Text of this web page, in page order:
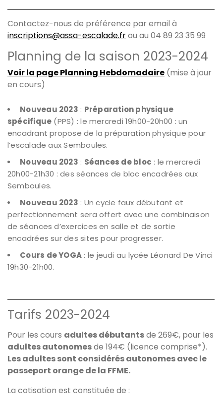
Contactez-nous de préférence par email à
inscriptions@assa-escalade.frou au ‭04 89 23 35 99‬
Planning de la saison 2023-2024
Voir la page Planning Hebdomadaire (mise à jour
en cours)
Nouveau 2023 : Préparation physique
spécifique (PPS) : le mercredi 19h00-20h00 : un
encadrant propose de la préparation physique pour
l’escalade aux Semboules.
Nouveau 2023 : Séances de bloc : le mercredi
20h00-21h30 : des séances de bloc encadrées aux
Semboules.
Nouveau 2023 : Un cycle faux débutant et
perfectionnement sera offert avec une combinaison
de séances d’exercices en salle et de sortie
encadrées sur des sites pour progresser.
Cours de YOGA : le jeudi au lycée Léonard De Vinci
19h30-21h00.
Tarifs 2023-2024
Pour les cours adultes débutantsde 269€, pour les
adultes autonomesde 194€ (licence comprise*).
Les adultes sont considérés autonomes avec le
passeport orange de la FFME.
La cotisation est constituée de :